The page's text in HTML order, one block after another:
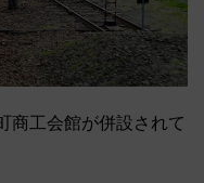
商工会館が併設されて